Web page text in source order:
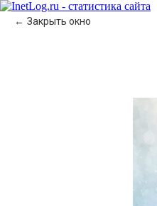
Закрыть окно